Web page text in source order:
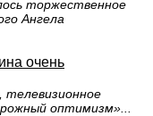
торжественное
Ангела
очень
телевизионное
оптимизм»...